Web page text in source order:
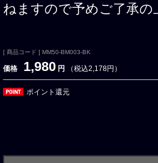
ねますので予めご了承
[ 商品コード ] MM50-BM003-BK
価格 1,980 円 （税込2,178円）
ポイント還元